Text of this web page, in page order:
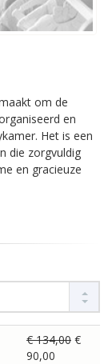
om de
en
Het is een
die zorgvuldig
en gracieuze
€ 134,00 €
90,00